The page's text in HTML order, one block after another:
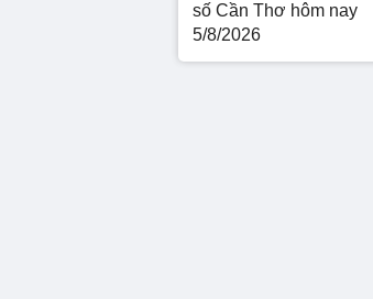
số Cần Thơ hôm nay
5/8/2026